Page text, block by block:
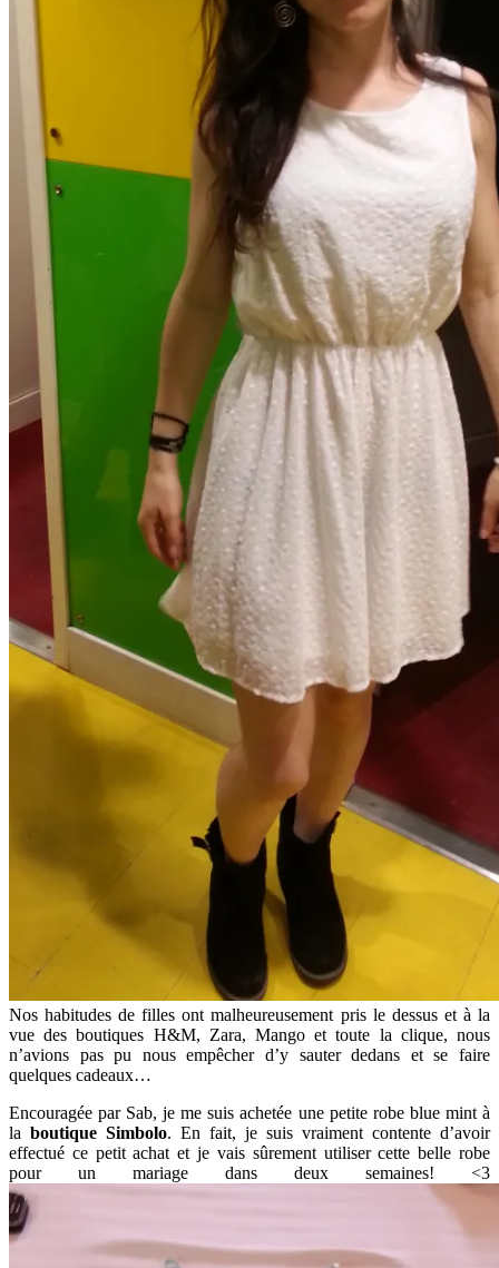
Nos habitudes de filles ont malheureusement pris le dessus et à la
vue des boutiques H&M, Zara, Mango et toute la clique, nous
n’avions pas pu nous empêcher d’y sauter dedans et se faire
quelques cadeaux…
Encouragée par Sab, je me suis achetée une petite robe blue mint à
la boutique Simbolo. En fait, je suis vraiment contente d’avoir
effectué ce petit achat et je vais sûrement utiliser cette belle robe
pour un mariage dans deux semaines! <3